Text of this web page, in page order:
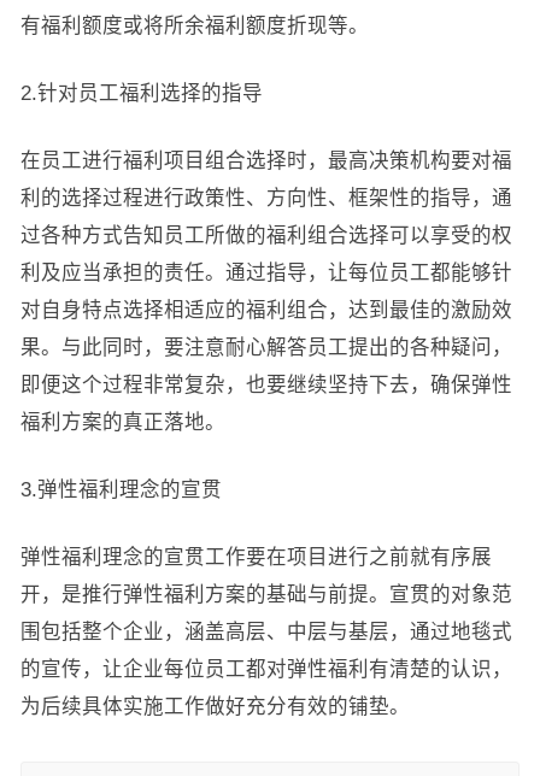
有福利额度或将所余福利额度折现等。
2.针对员工福利选择的指导
在员工进行福利项目组合选择时，最高决策机构要对福
利的选择过程进行政策性、方向性、框架性的指导，通
过各种方式告知员工所做的福利组合选择可以享受的权
利及应当承担的责任。通过指导，让每位员工都能够针
对自身特点选择相适应的福利组合，达到最佳的激励效
果。与此同时，要注意耐心解答员工提出的各种疑问，
即便这个过程非常复杂，也要继续坚持下去，确保弹性
福利方案的真正落地。
3.弹性福利理念的宣贯
弹性福利理念的宣贯工作要在项目进行之前就有序展
开，是推行弹性福利方案的基础与前提。宣贯的对象范
围包括整个企业，涵盖高层、中层与基层，通过地毯式
的宣传，让企业每位员工都对弹性福利有清楚的认识，
为后续具体实施工作做好充分有效的铺垫。